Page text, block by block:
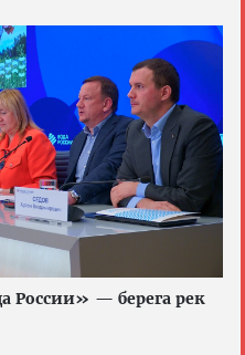
России» — берега рек